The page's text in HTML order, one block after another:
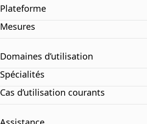
Plateforme
Mesures
Domaines d’utilisation
Spécialités
Cas d’utilisation courants